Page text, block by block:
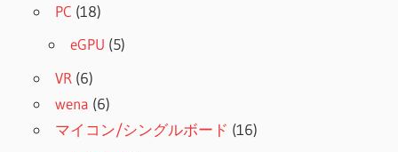
PC (18)
eGPU (5)
VR (6)
wena (6)
マイコン/シングルボード (16)